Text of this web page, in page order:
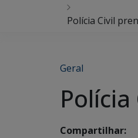
Polícia Civil
Geral
Compartilhar: